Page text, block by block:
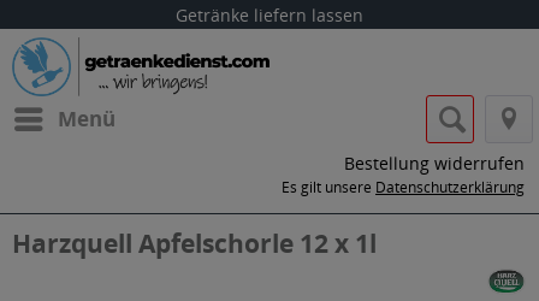
Getränke liefern lassen
Menü
Bestellung widerrufen
Es gilt unsere Datenschutzerklärung
Harzquell Apfelschorle 12 x 1l